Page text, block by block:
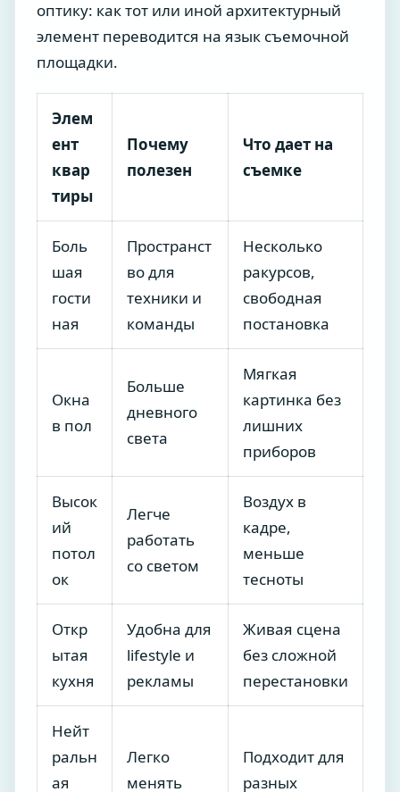
оптику: как тот или иной архитектурный
элемент переводится на язык съемочной
площадки.
Элем
ент
квар
тиры
Почему
полезен
Что дает на
съемке
Боль
шая
гости
ная
Пространст
во для
техники и
команды
Несколько
ракурсов,
свободная
постановка
Окна
в пол
Больше
дневного
света
Мягкая
картинка без
лишних
приборов
Высок
ий
потол
ок
Легче
работать
со светом
Воздух в
кадре,
меньше
тесноты
Откр
ытая
кухня
Удобна для
lifestyle и
рекламы
Живая сцена
без сложной
перестановки
Нейт
ральн
ая
Легко
менять
Подходит для
разных